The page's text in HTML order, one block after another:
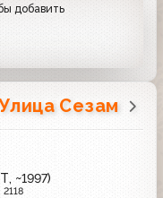
добавить
Сезам
~1997)
2118